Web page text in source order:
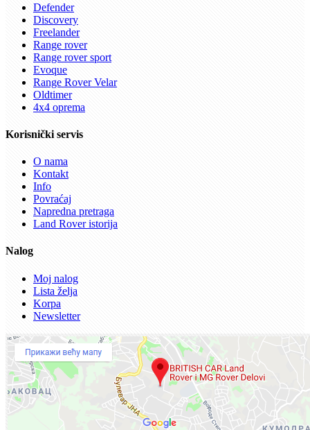
Defender
Discovery
Freelander
Range rover
Range rover sport
Evoque
Range Rover Velar
Oldtimer
4x4 oprema
Korisnički servis
O nama
Kontakt
Info
Povraćaj
Napredna pretraga
Land Rover istorija
Nalog
Moj nalog
Lista želja
Korpa
Newsletter